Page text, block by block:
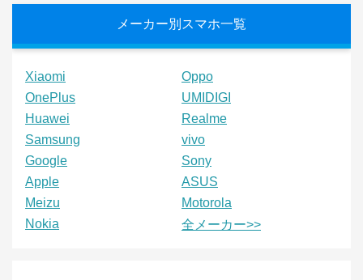
メーカー別スマホ一覧
Xiaomi
Oppo
OnePlus
UMIDIGI
Huawei
Realme
Samsung
vivo
Google
Sony
Apple
ASUS
Meizu
Motorola
Nokia
全メーカー>>